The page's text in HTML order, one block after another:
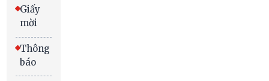
Giấy
mời
Thông
báo